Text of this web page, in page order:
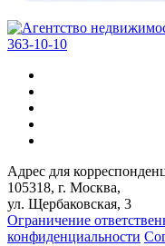
363-10-10
Адрес для
105318, г. Москва,
ул. Щербаковская, 3
Ограничение
конфиденциальности